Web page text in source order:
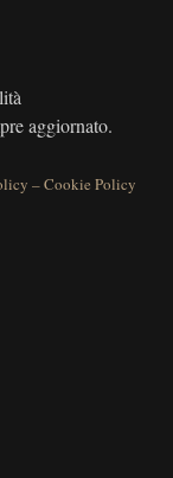
aggiornato.
–Cookie Policy